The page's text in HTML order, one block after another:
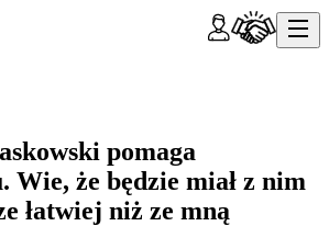
pomaga
Wie, że będzie miał z nim
łatwiej niż ze mną